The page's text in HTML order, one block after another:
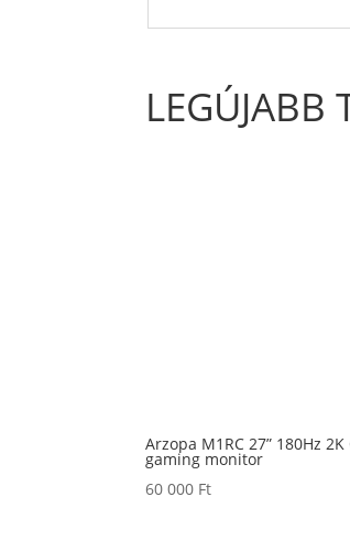
LEGÚJABB
Arzopa M1RC 27” 180Hz 2K
gaming monitor
60 000 Ft